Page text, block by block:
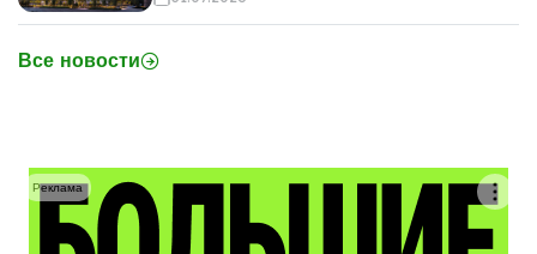
Все новости
Реклама